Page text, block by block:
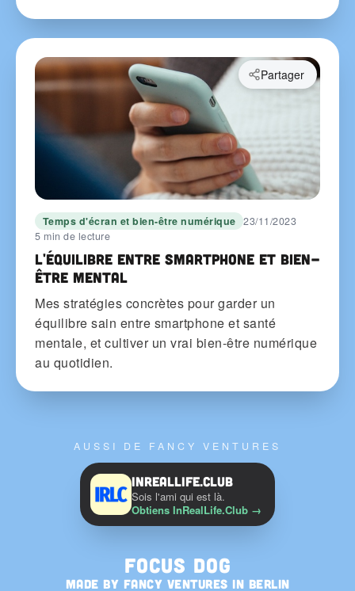
Temps d'écran et bien-être numérique 23/11/2023
5 min de lecture
L'équilibre entre smartphone et bien-
être mental
Mes stratégies concrètes pour garder un
équilibre sain entre smartphone et santé
mentale, et cultiver un vrai bien-être numérique
au quotidien.
Partager
AUSSI DE FANCY VENTURES
InRealLife.Club
Sois l'ami qui est là.
Obtiens InRealLife.Club →
Focus Dog
MADE BY FANCY VENTURES IN BERLIN